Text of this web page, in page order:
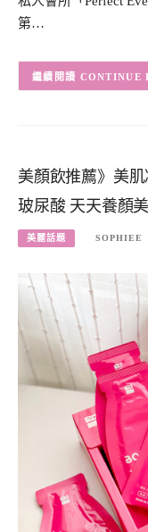
第…
CONTINUE
美顏飲推薦》美
玻尿酸 天天養顏
美麗話題 SOPHIEE